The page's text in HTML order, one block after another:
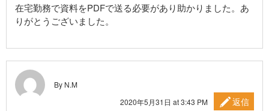
在宅勤務で資料をPDFで送る必要があり助かりました。あ
りがとうございました。
By N.M
2020年5月31日 at 3:43 PM
返信